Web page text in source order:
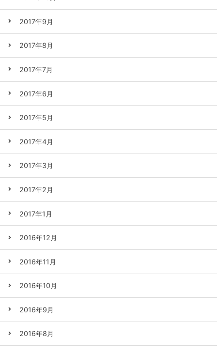
2017年9月
2017年8月
2017年7月
2017年6月
2017年5月
2017年4月
2017年3月
2017年2月
2017年1月
2016年12月
2016年11月
2016年10月
2016年9月
2016年8月